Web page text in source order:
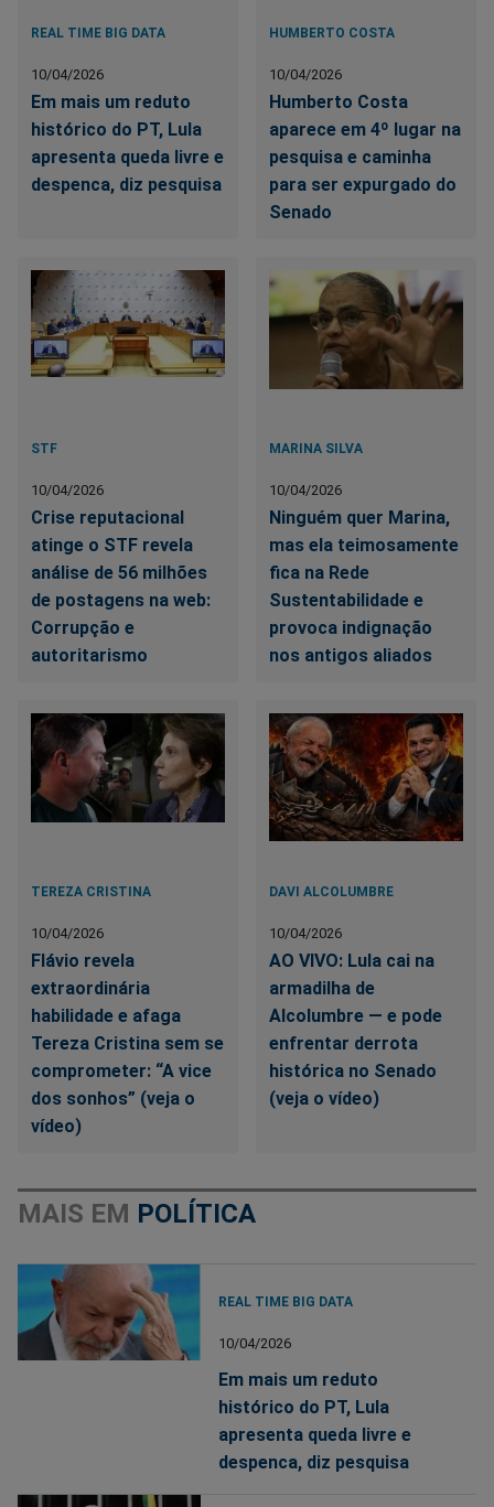
REAL TIME BIG DATA
10/04/2026
Em mais um reduto
histórico do PT, Lula
apresenta queda livre e
despenca, diz pesquisa
HUMBERTO COSTA
10/04/2026
Humberto Costa
aparece em 4º lugar na
pesquisa e caminha
para ser expurgado do
Senado
STF
10/04/2026
Crise reputacional
atinge o STF revela
análise de 56 milhões
de postagens na web:
Corrupção e
autoritarismo
MARINA SILVA
10/04/2026
Ninguém quer Marina,
mas ela teimosamente
fica na Rede
Sustentabilidade e
provoca indignação
nos antigos aliados
TEREZA CRISTINA
10/04/2026
Flávio revela
extraordinária
habilidade e afaga
Tereza Cristina sem se
comprometer: “A vice
dos sonhos” (veja o
vídeo)
DAVI ALCOLUMBRE
10/04/2026
AO VIVO: Lula cai na
armadilha de
Alcolumbre — e pode
enfrentar derrota
histórica no Senado
(veja o vídeo)
MAIS EM POLÍTICA
REAL TIME BIG DATA
10/04/2026
Em mais um reduto
histórico do PT, Lula
apresenta queda livre e
despenca, diz pesquisa